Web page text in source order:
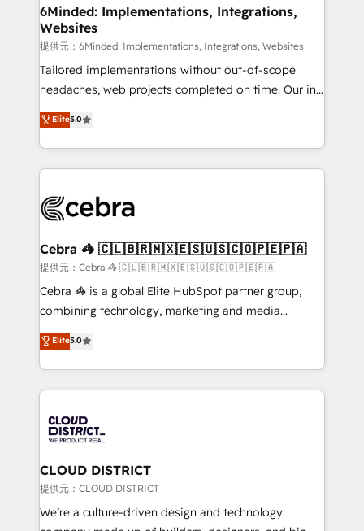
from other CRMs to HubSpot without data loss or
downtime. 🔹 RevOps Strategy: Align teams,
processes, and data to drive revenue efficiency. 🔹
Integrations: Connect HubSpot with your tech stack
for better adoption. 🔹 Custom Solutions: Build
SOC 2 Type II and ISO 27001 certified, reinforcing
our commitment to data security and compliance. At
6Minded: Implementations, Integrations,
Websites
提供元：6Minded: Implementations, Integrations, Websites
Tailored implementations without out-of-scope
headaches, web projects completed on time. Our in-
house team of certified CRM architects, experts,
developers, designers, and marketers handles all
aspects of your HubSpot. ✨ 400+ global clients ✨
100+ seamless migrations from 15+ different CRMs
implementations, and 5,000+ pages ✨ CS: Clients
CS: 245% organic growth & +751% new visitors for a
full-funnel HubSpot project ✨ CS: 415% conversion
boost with a new HubSpot site Recognized leaders:
🏆 HubSpot Platform Migration Impact Award 🏆
Inbound Campaign of the Year 🏆 Gold AVA Digital
Award for Best Website 🌟 Accreditations: CRM
Elite5.0
Cebra 🦓 🇨🇱🇧🇷🇲🇽🇪🇸🇺🇸🇨🇴🇵🇪🇵🇦
提供元：Cebra 🦓 🇨🇱🇧🇷🇲🇽🇪🇸🇺🇸🇨🇴🇵🇪🇵🇦
Cebra 🦓 is a global Elite HubSpot partner group,
combining technology, marketing and media
expertise across Latin America and Southern
Europe, with teams across 7 countries. Born in Chile,
we combine local insight with international reach to
help businesses grow through technology, creativity,
500+ HubSpot implementations, building end-to-
end solutions that integrate CRM, AI automation,
inbound and loop marketing, content, and digital
creativity. Our multicultural team works in Spanish,
Portuguese, and English to design scalable strategies
that drive measurable growth. 🌎 Highlights: • 10+
Elite5.0
CLOUD DISTRICT
提供元：CLOUD DISTRICT
We’re a culture-driven design and technology